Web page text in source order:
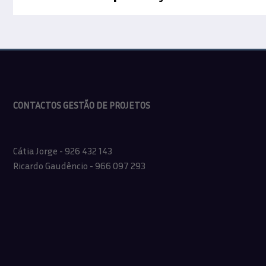
CONTACTOS GESTÃO DE PROJETOS
Cátia Jorge - 926 432 143
Ricardo Gaudêncio - 966 097 293